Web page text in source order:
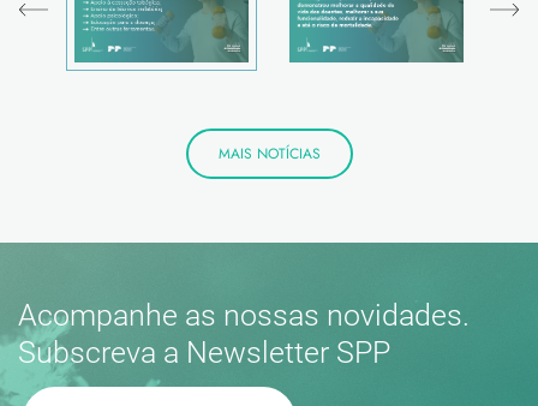
MAIS NOTÍCIAS
Acompanhe as nossas novidades.
Subscreva a Newsletter SPP